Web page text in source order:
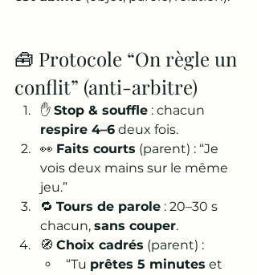
🧰 Protocole “On règle un
conflit” (anti-arbitre)
✋ Stop & souffle : chacun
respire 4–6 deux fois.
👀 Faits courts (parent) : “Je
vois deux mains sur le même
jeu.”
🔁 Tours de parole : 20–30 s
chacun, sans couper.
🧭 Choix cadrés (parent) :
“Tu prêtes 5 minutes et